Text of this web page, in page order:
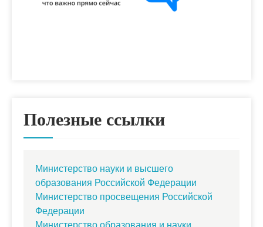
Полезные ссылки
Министерство науки и высшего
образования Российской Федерации
Министерство просвещения Российской
Федерации